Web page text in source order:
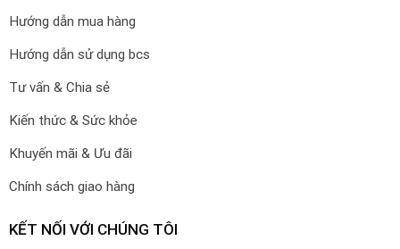
Hướng dẫn mua hàng
Hướng dẫn sử dụng bcs
Tư vấn & Chia sẻ
Kiến thức & Sức khỏe
Khuyến mãi & Ưu đãi
Chính sách giao hàng
KẾT NỐI VỚI CHÚNG TÔI